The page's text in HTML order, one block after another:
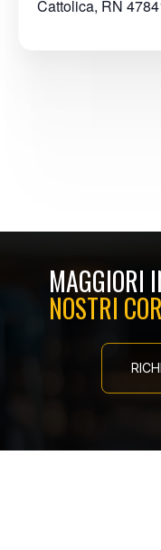
Cattolica, RN
MAGGIORI
NOSTRI